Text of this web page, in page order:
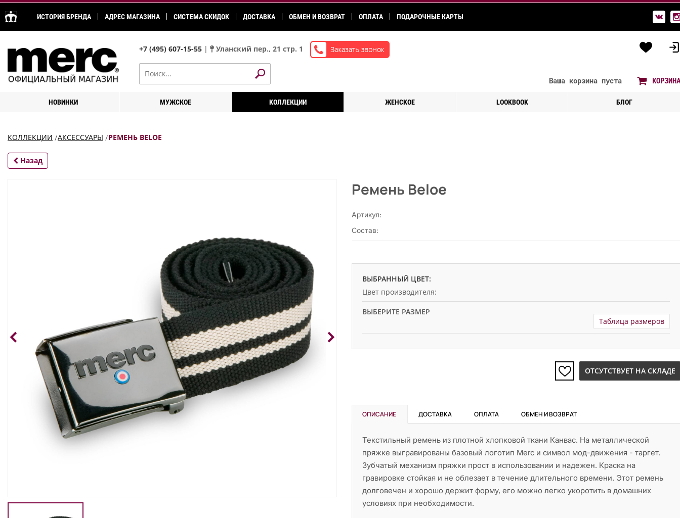
ИСТОРИЯ БРЕНДА АДРЕС МАГАЗИНА СИСТЕМА СКИДОК ДОСТАВКА ОБМЕН И ВОЗВРАТ ОПЛАТА ПОДАРОЧНЫЕ КАРТЫ
+7 (495) 607-15-55 | Уланский пер., 21 стр. 1
Ваша корзина пуста КОРЗИНА
НОВИНКИ МУЖСКОЕ КОЛЛЕКЦИИ ЖЕНСКОЕ LOOKBOOK БЛОГ
КОЛЛЕКЦИИ АКСЕССУАРЫ РЕМЕНЬ BELOE
Назад
Ремень Beloe
Артикул:
Состав:
ВЫБРАННЫЙ ЦВЕТ:
Цвет производителя:
ВЫБЕРИТЕ РАЗМЕР
Таблица размеров
ОТСУТСТВУЕТ НА СКЛАДЕ
ОПИСАНИЕ ДОСТАВКА ОПЛАТА ОБМЕН И ВОЗВРАТ
Текстильный ремень из плотной хлопковой ткани Канвас. На металлической
пряжке выгравированы базовый логотип Merc и символ мод-движения - таргет.
Зубчатый механизм пряжки прост в использовании и надежен. Краска на
гравировке стойкая и не облезает в течение длительного времени. Этот ремень
долговечен и хорошо держит форму, его можно легко укоротить в домашних
условиях при необходимости.